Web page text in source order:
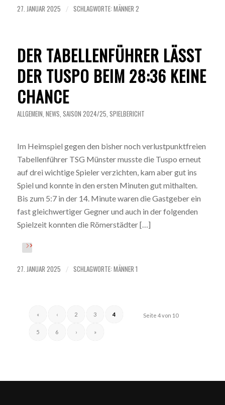
27. JANUAR 2025 / SCHLAGWORTE: MÄNNER 2
DER TABELLENFÜHRER LÄSST
DER TUSPO BEIM 28:36 KEINE
CHANCE
ALLGEMEIN NEWS SAISON 2024/25 SPIELBERICHT
Im Heimspiel gegen den bisher noch verlustpunktfreien
Tabellenführer TSG Münster musste die Tuspo erneut
auf drei wichtige Spieler verzichten, kam aber gut ins
Spiel und konnte in den ersten Minuten gut mithalten.
Bis zum 5:7 in der 14. Minute waren die Gastgeber ein
fast gleichwertiger Gegner und auch in der folgenden
Spielzeit konnten die Römerstädter […]
27. JANUAR 2025 / SCHLAGWORTE: MÄNNER 1
Seite 4 von 10
« ‹ 2 3 4
5 6 › »